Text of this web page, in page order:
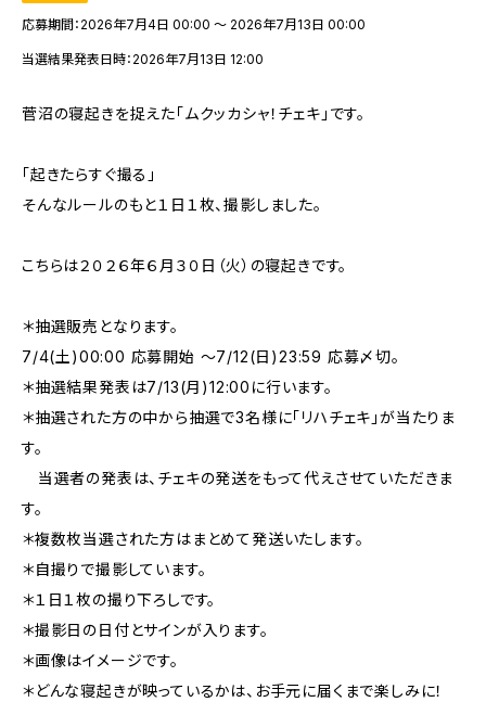
応募期間：2026年7月4日 00:00 〜 2026年7月13日 00:00
当選結果発表日時：2026年7月13日 12:00
菅沼の寝起きを捉えた「ムクッカシャ！チェキ」です。
「起きたらすぐ撮る」
そんなルールのもと１日１枚、撮影しました。
こちらは２０２６年６月３０日（火）の寝起きです。
＊抽選販売となります。
7/4(土)00:00 応募開始 〜7/12(日)23:59 応募〆切。
＊抽選結果発表は7/13(月)12:00に行います。
＊抽選された方の中から抽選で3名様に「リハチェキ」が当たりま
す。
当選者の発表は、チェキの発送をもって代えさせていただきま
す。
＊複数枚当選された方はまとめて発送いたします。
＊自撮りで撮影しています。
＊１日１枚の撮り下ろしです。
＊撮影日の日付とサインが入ります。
＊画像はイメージです。
＊どんな寝起きが映っているかは、お手元に届くまで楽しみに！